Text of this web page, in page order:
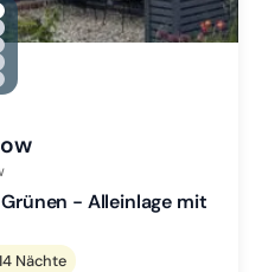
Zu Slide 1 wechseln
Slide 2 wechseln
Zu Slide 3 wechseln
Zu Slide 4 wechseln
Slide 5 wechseln
- Alleinlage mit
Nächte